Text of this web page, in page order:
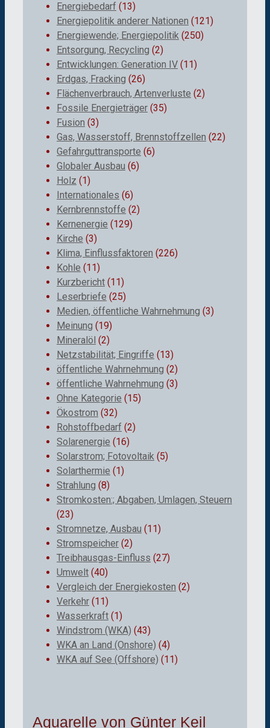
Energiebedarf (13)
Energiepolitik anderer Nationen (121)
Energiewende; Energiepolitik (250)
Entsorgung, Recycling (2)
Entwicklungen: Generation IV (11)
Erdgas, Fracking (26)
Flächenverbrauch, Artenverluste (2)
Fossile Energieträger (35)
Fusion (3)
Gas, Wasserstoff, Brennstoffzellen (22)
Gefahrguttransporte (6)
Globaler Ausbau (6)
Holz (1)
Internationales (6)
Kernbrennstoffe (2)
Kernenergie (129)
Kirche (3)
Klima, Einflussfaktoren (226)
Kohle (11)
Kurzbericht (11)
Leserbriefe (25)
Medien, öffentliche Wahrnehmung (3)
Meinung (19)
Mineralöl (2)
Netzstabilität; Eingriffe (13)
öffentliche Wahrnehmung (2)
öffentliche Wahrnehmung (3)
Ohne Kategorie (15)
Ökostrom (32)
Rohstoffbedarf (2)
Solarenergie (16)
Solarstrom; Fotovoltaik (5)
Solarthermie (1)
Strahlung (8)
Stromkosten:; Abgaben, Umlagen, Steuern
(23)
Stromnetze, Ausbau (11)
Stromspeicher (2)
Treibhausgas-Einfluss (27)
Umwelt (40)
Vergleich der Energiekosten (2)
Verkehr (11)
Wasserkraft (1)
Windstrom (WKA) (43)
WKA an Land (Onshore) (4)
WKA auf See (Offshore) (11)
Aquarelle von Günter Keil